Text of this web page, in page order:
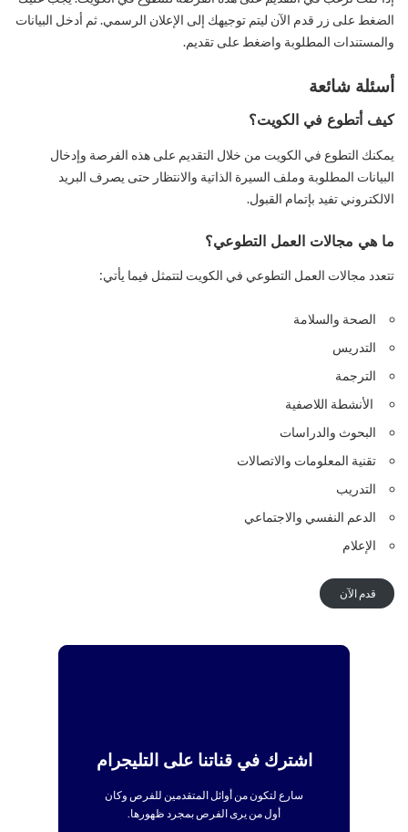
الضغط على زر قدم الآن ليتم توجيهك إلى الإعلان الرسمي. ثم أدخل البيانات
والمستندات المطلوبة واضغط على تقديم.
أسئلة شائعة
كيف أتطوع في الكويت؟
يمكنك التطوع في الكويت من خلال التقديم على هذه الفرصة وإدخال
البيانات المطلوبة وملف السيرة الذاتية والانتظار حتى يصرف البريد
الالكتروني تفيد بإتمام القبول.
ما هي مجالات العمل التطوعي؟
تتعدد مجالات العمل التطوعي في الكويت لتتمثل فيما يأتي:
الصحة والسلامة
التدريس
الترجمة
الأنشطة اللاصفية
البحوث والدراسات
تقنية المعلومات والاتصالات
التدريب
الدعم النفسي والاجتماعي
الإعلام
قدم الآن
اشترك في قناتنا على التليجرام
سارع لتكون من أوائل المتقدمين للفرص وكان
أول من يرى الفرص بمجرد ظهورها.